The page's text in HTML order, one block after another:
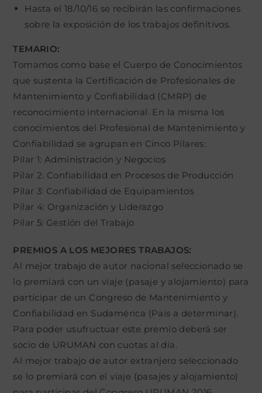
Hasta el 18/10/16 se recibirán las confirmaciones
sobre la exposición de los trabajos definitivos.
TEMARIO:
Tomamos como base el Cuerpo de Conocimientos
que sustenta la Certificación de Profesionales de
Mantenimiento y Confiabilidad (CMRP) de
reconocimiento internacional. En la misma los
conocimientos del Profesional de Mantenimiento y
Confiabilidad se agrupan en Cinco Pilares:
Pilar 1: Administración y Negocios
Pilar 2: Confiabilidad en Procesos de Producción
Pilar 3: Confiabilidad de Equipamientos
Pilar 4: Organización y Liderazgo
Pilar 5: Gestión del Trabajo
PREMIOS A LOS MEJORES TRABAJOS:
Al mejor trabajo de autor nacional seleccionado se
lo premiará con un viaje (pasaje y alojamiento) para
participar de un Congreso de Mantenimiento y
Confiabilidad en Sudamérica (País a determinar).
Para poder usufructuar este premio deberá ser
socio de URUMAN con cuotas al día.
Al mejor trabajo de autor extranjero seleccionado
se lo premiará con el viaje (pasajes y alojamiento)